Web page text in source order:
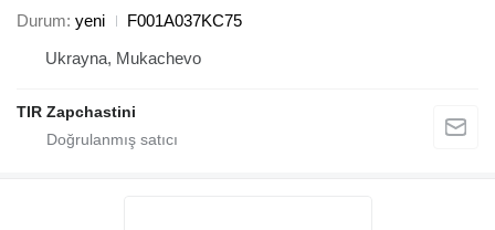
Durum yeni
F001A037KC75
Ukrayna, Mukachevo
TIR Zapchastini